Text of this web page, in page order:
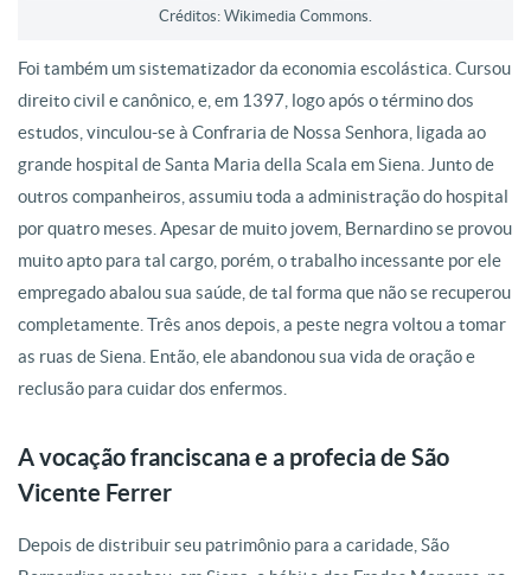
Créditos: Wikimedia Commons.
Foi também um sistematizador da economia escolástica. Cursou
direito civil e canônico, e, em 1397, logo após o término dos
estudos, vinculou-se à Confraria de Nossa Senhora, ligada ao
grande hospital de Santa Maria della Scala em Siena. Junto de
outros companheiros, assumiu toda a administração do hospital
por quatro meses. Apesar de muito jovem, Bernardino se provou
muito apto para tal cargo, porém, o trabalho incessante por ele
empregado abalou sua saúde, de tal forma que não se recuperou
completamente. Três anos depois, a peste negra voltou a tomar
as ruas de Siena. Então, ele abandonou sua vida de oração e
reclusão para cuidar dos enfermos.
A vocação franciscana e a profecia de São
Vicente Ferrer
Depois de distribuir seu patrimônio para a caridade, São